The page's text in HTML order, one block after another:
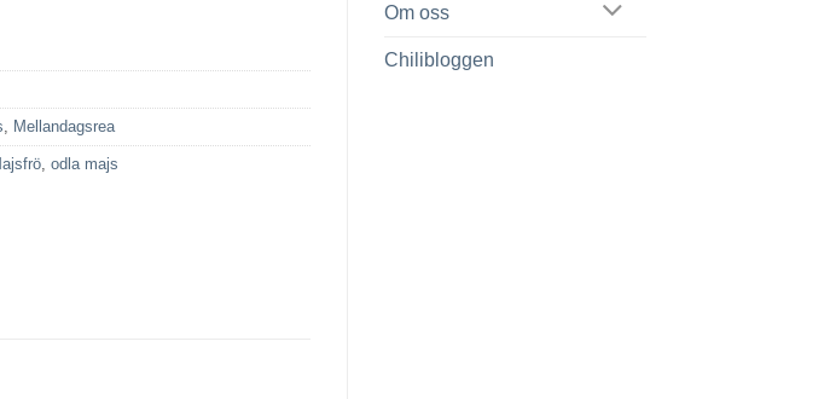
Om oss
Chilibloggen
, Mellandagsrea
, odla majs